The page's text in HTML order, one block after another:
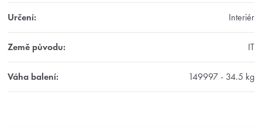
Určení: Interiér
Země původu: IT
Váha balení: 149997 - 34.5 kg